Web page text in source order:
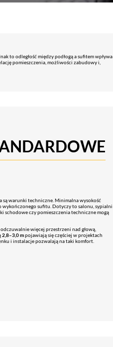
to odległość między podłogą a sufitem wpływa
pomieszczenia, możliwości zabudowy i,
są warunki techniczne. Minimalna wysokość
wykończonego sufitu. Dotyczy to salonu, sypialni
schodowe czy pomieszczenia techniczne mogą
odczuwalnie więcej przestrzeni nad głową,
2,8–3,0 mpojawiają się częściej w projektach
i instalacje pozwalają na taki komfort.